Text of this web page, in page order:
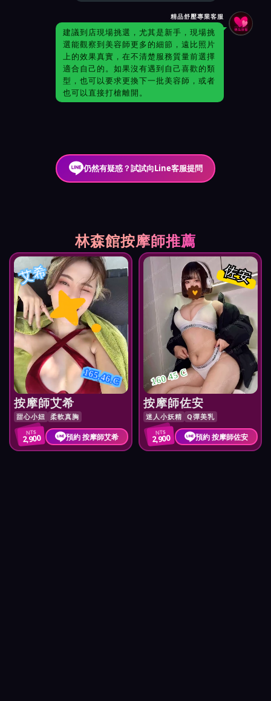
精品舒壓專業客服
建議到店現場挑選，尤其是新手，現場挑
選能觀察到美容師更多的細節，遠比照片
上的效果真實，在不清楚服務質量前選擇
適合自己的。如果沒有遇到自己喜歡的類
型，也可以要求更換下一批美容師，或者
也可以直接打槍離開。
仍然有疑惑？試試向Line客服提問
林森館按摩師推薦
艾希
165.46.C
按摩師艾希
甜心小妞 柔軟真胸
NT$
2,900 預約 按摩師艾希
佐安
160 45 C
按摩師佐安
迷人小妖精 Q彈美乳
NT$
2,900 預約 按摩師佐安